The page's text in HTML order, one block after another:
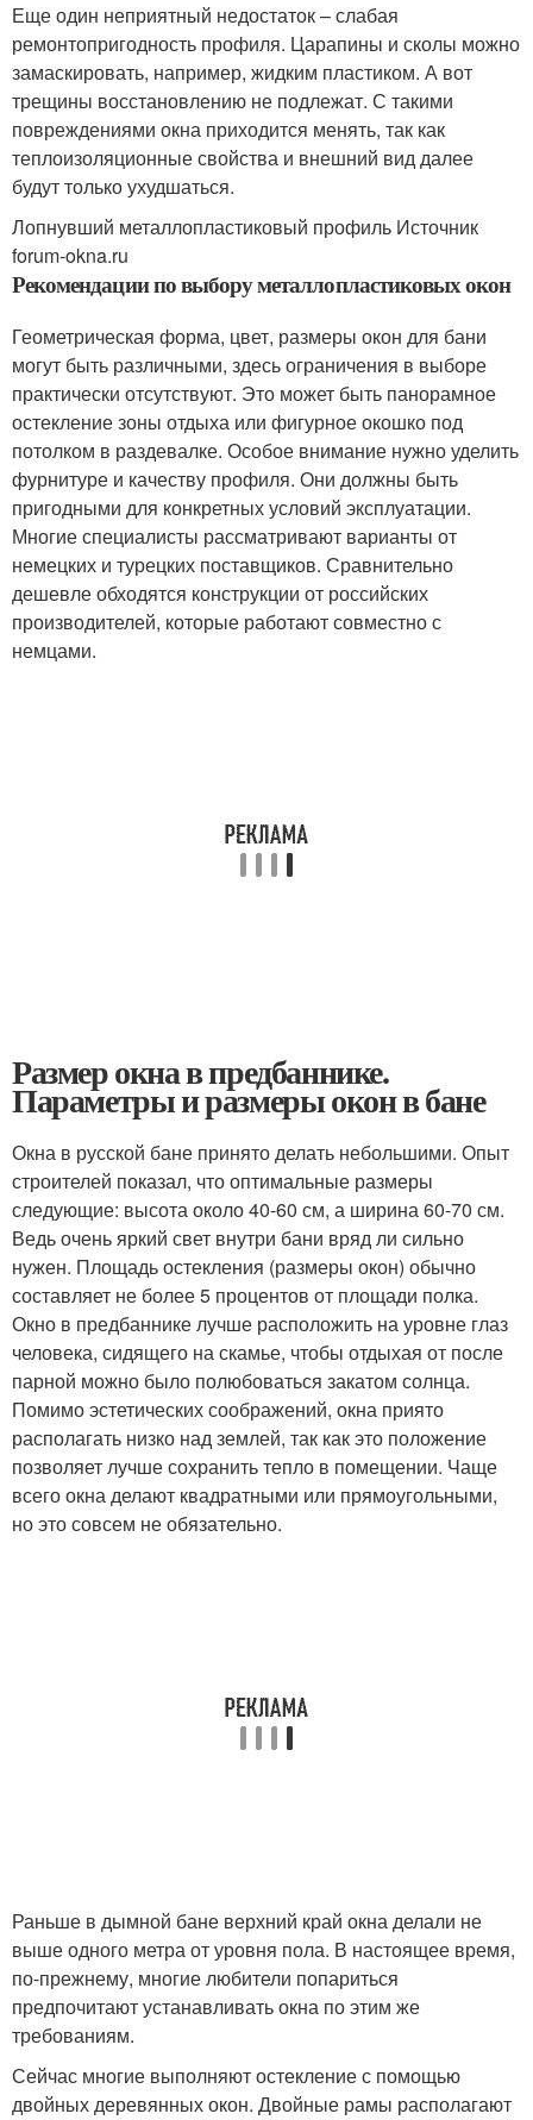
Еще один неприятный недостаток – слабая
ремонтопригодность профиля. Царапины и сколы можно
замаскировать, например, жидким пластиком. А вот
трещины восстановлению не подлежат. С такими
повреждениями окна приходится менять, так как
теплоизоляционные свойства и внешний вид далее
будут только ухудшаться.
Лопнувший металлопластиковый профиль Источник
forum-okna.ru
Рекомендации по выбору металлопластиковых окон
Геометрическая форма, цвет, размеры окон для бани
могут быть различными, здесь ограничения в выборе
практически отсутствуют. Это может быть панорамное
остекление зоны отдыха или фигурное окошко под
потолком в раздевалке. Особое внимание нужно уделить
фурнитуре и качеству профиля. Они должны быть
пригодными для конкретных условий эксплуатации.
Многие специалисты рассматривают варианты от
немецких и турецких поставщиков. Сравнительно
дешевле обходятся конструкции от российских
производителей, которые работают совместно с
немцами.
Размер окна в предбаннике.
Параметры и размеры окон в бане
Окна в русской бане принято делать небольшими. Опыт
строителей показал, что оптимальные размеры
следующие: высота около 40-60 см, а ширина 60-70 см.
Ведь очень яркий свет внутри бани вряд ли сильно
нужен. Площадь остекления (размеры окон) обычно
составляет не более 5 процентов от площади полка.
Окно в предбаннике лучше расположить на уровне глаз
человека, сидящего на скамье, чтобы отдыхая от после
парной можно было полюбоваться закатом солнца.
Помимо эстетических соображений, окна приято
располагать низко над землей, так как это положение
позволяет лучше сохранить тепло в помещении. Чаще
всего окна делают квадратными или прямоугольными,
но это совсем не обязательно.
Раньше в дымной бане верхний край окна делали не
выше одного метра от уровня пола. В настоящее время,
по-прежнему, многие любители попариться
предпочитают устанавливать окна по этим же
требованиям.
Сейчас многие выполняют остекление с помощью
двойных деревянных окон. Двойные рамы располагают